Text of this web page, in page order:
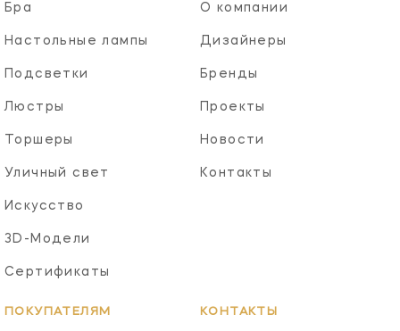
Бра
Настольные лампы
Подсветки
Люстры
Торшеры
Уличный свет
Искусство
3D-Модели
Сертификаты
О компании
Дизайнеры
Бренды
Проекты
Новости
Контакты
ПОКУПАТЕЛЯМ КОНТАКТЫ